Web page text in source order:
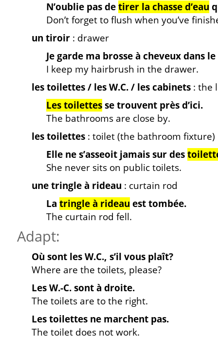
N’oublie pas detirer la chasse d’eau
Don’t forget to flush when you’ve
un tiroir : drawer
Je garde ma brosse à cheveux dans le
I keep my hairbrush in the drawer.
les toilettes / les W.C. / les cabinets : the
Les toilettesse trouvent près d’ici.
The bathrooms are close by.
les toilettes : toilet (the bathroom fixture)
Elle ne s’asseoit jamais sur des
She never sits on public toilets.
une tringle à rideau : curtain rod
La tringle à rideau est tombée.
The curtain rod fell.
Adapt:
Où sont les W.C., s’il vous plaît?
Where are the toilets, please?
Les W.-C. sont à droite.
The toilets are to the right.
Les toilettes ne marchent pas.
The toilet does not work.